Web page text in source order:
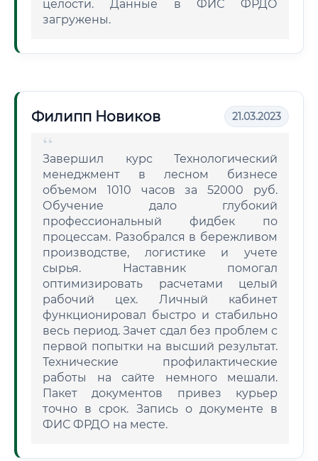
целости. Данные в ФИС ФРДО
загружены.
Филипп Новиков 21.03.2023
Завершил курс Технологический
менеджмент в лесном бизнесе
объемом 1010 часов за 52000 руб.
Обучение дало глубокий
профессиональный фидбек по
процессам. Разобрался в бережливом
производстве, логистике и учете
сырья. Наставник помогал
оптимизировать расчетами целый
рабочий цех. Личный кабинет
функционировал быстро и стабильно
весь период. Зачет сдал без проблем с
первой попытки на высший результат.
Технические профилактические
работы на сайте немного мешали.
Пакет документов привез курьер
точно в срок. Запись о документе в
ФИС ФРДО на месте.